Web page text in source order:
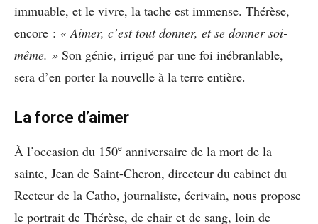
immuable, et le vivre, la tache est immense. Thérèse,
encore : « Aimer, c’est tout donner, et se donner soi-
même. » Son génie, irrigué par une foi inébranlable,
sera d’en porter la nouvelle à la terre entière.
La force d’aimer
À l’occasion du 150e anniversaire de la mort de la
sainte, Jean de Saint-Cheron, directeur du cabinet du
Recteur de la Catho, journaliste, écrivain, nous propose
le portrait de Thérèse, de chair et de sang, loin de